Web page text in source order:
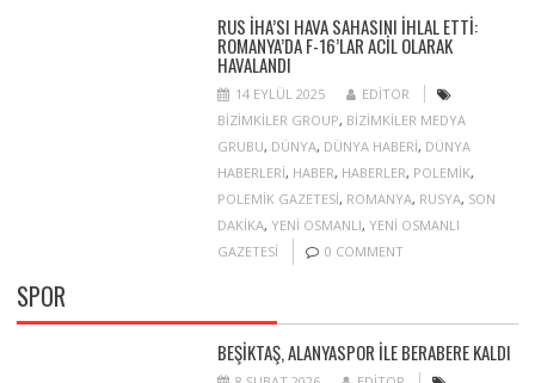
RUS İHA’SI HAVA SAHASINI IHLAL ETTI:
ROMANYA’DA F-16’LAR ACIL OLARAK
HAVALANDI
14 EYLÜL 2025
EDITOR
BIZIMKILER GROUP, BIZIMKILER MEDYA
GRUBU, DÜNYA, DÜNYA HABERI, DÜNYA
HABERLERI, HABER, HABERLER, POLEMIK,
POLEMIK GAZETESI, ROMANYA, RUSYA, SON
DAKIKA, YENI OSMANLI, YENI OSMANLI
GAZETESI
0 COMMENT
SPOR
BEŞIKTAŞ, ALANYASPOR ILE BERABERE KALDI